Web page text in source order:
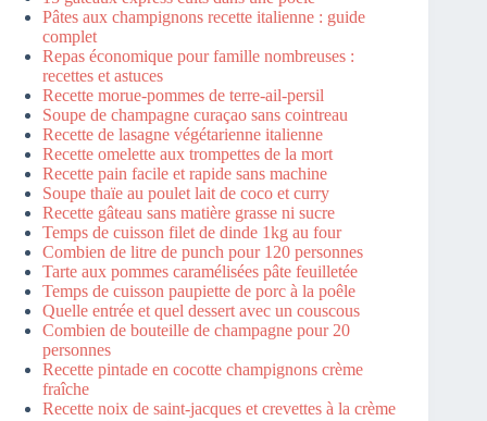
Pâtes aux champignons recette italienne : guide
complet
Repas économique pour famille nombreuses :
recettes et astuces
Recette morue-pommes de terre-ail-persil
Soupe de champagne curaçao sans cointreau
Recette de lasagne végétarienne italienne
Recette omelette aux trompettes de la mort
Recette pain facile et rapide sans machine
Soupe thaïe au poulet lait de coco et curry
Recette gâteau sans matière grasse ni sucre
Temps de cuisson filet de dinde 1kg au four
Combien de litre de punch pour 120 personnes
Tarte aux pommes caramélisées pâte feuilletée
Temps de cuisson paupiette de porc à la poêle
Quelle entrée et quel dessert avec un couscous
Combien de bouteille de champagne pour 20
personnes
Recette pintade en cocotte champignons crème
fraîche
Recette noix de saint-jacques et crevettes à la crème